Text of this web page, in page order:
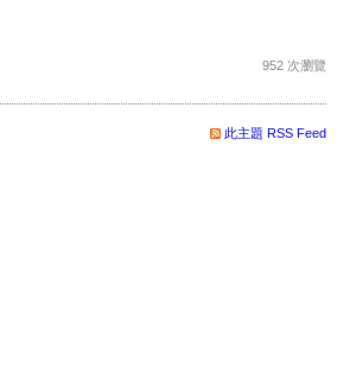
952 次瀏覽
此主題 RSS Feed